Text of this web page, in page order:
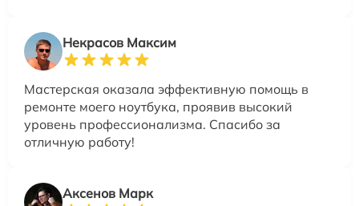
Некрасов Максим
Мастерская оказала эффективную помощь в
ремонте моего ноутбука, проявив высокий
уровень профессионализма. Спасибо за
отличную работу!
Аксенов Марк